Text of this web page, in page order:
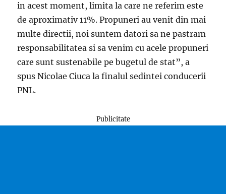
in acest moment, limita la care ne referim este
de aproximativ 11%. Propuneri au venit din mai
multe directii, noi suntem datori sa ne pastram
responsabilitatea si sa venim cu acele propuneri
care sunt sustenabile pe bugetul de stat”, a
spus Nicolae Ciuca la finalul sedintei conducerii
PNL.
Publicitate